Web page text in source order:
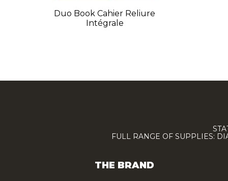
Duo Book Cahier Reliure
Intégrale
FULL RANGE OF SUPPLIES:
THE BRAND